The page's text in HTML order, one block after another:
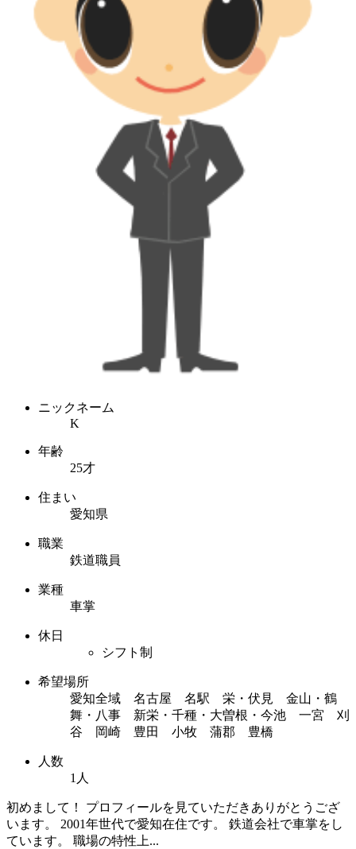
ニックネーム
K
年齢
25才
住まい
愛知県
職業
鉄道職員
業種
車掌
休日
シフト制
希望場所
愛知全域 名古屋 名駅 栄・伏見 金山・鶴
舞・八事 新栄・千種・大曽根・今池 一宮 刈
谷 岡崎 豊田 小牧 蒲郡 豊橋
人数
1人
初めまして！ プロフィールを見ていただきありがとうござ
います。 2001年世代で愛知在住です。 鉄道会社で車掌をし
ています。 職場の特性上...